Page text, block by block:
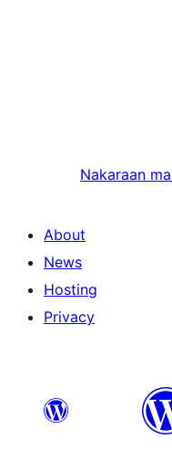
Nakaraan
About
News
Hosting
Privacy